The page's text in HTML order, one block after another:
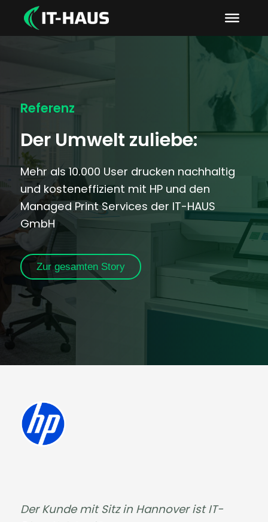
Referenz
Der Umwelt zuliebe:
Mehr als 10.000 User drucken nachhaltig
und kosteneffizient mit HP und den
Managed Print Services der IT-HAUS
GmbH
Zur gesamten Story
Der Kunde mit Sitz in Hannover ist IT-